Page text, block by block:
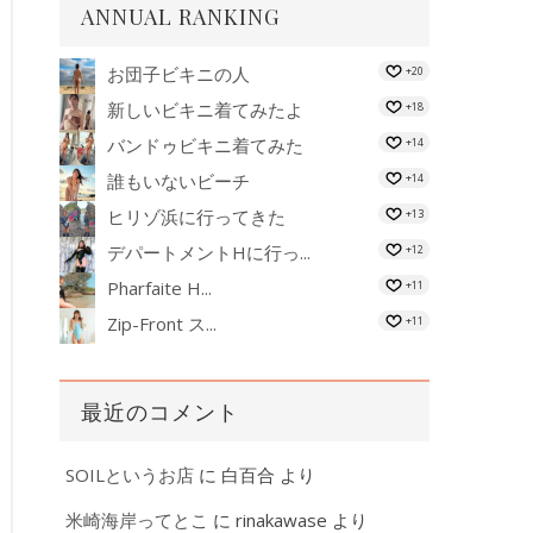
ANNUAL RANKING
お団子ビキニの人 +20
新しいビキニ着てみたよ +18
バンドゥビキニ着てみた +14
誰もいないビーチ +14
ヒリゾ浜に行ってきた +13
デパートメントHに行っ... +12
Pharfaite H... +11
Zip-Front ス... +11
最近のコメント
SOILというお店 に 白百合 より
米崎海岸ってとこ に rinakawase より